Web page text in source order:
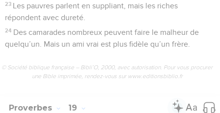
23 Les pauvres parlent en suppliant, mais les riches
répondent avec dureté.
24 Des camarades nombreux peuvent faire le malheur de
quelqu’un. Mais un ami vrai est plus fidèle qu’un frère.
© Société biblique française – Bibli’O, 2000, avec autorisation. Pour vous procurer
une Bible imprimée, rendez-vous sur www.editionsbiblio.fr
Proverbes 19